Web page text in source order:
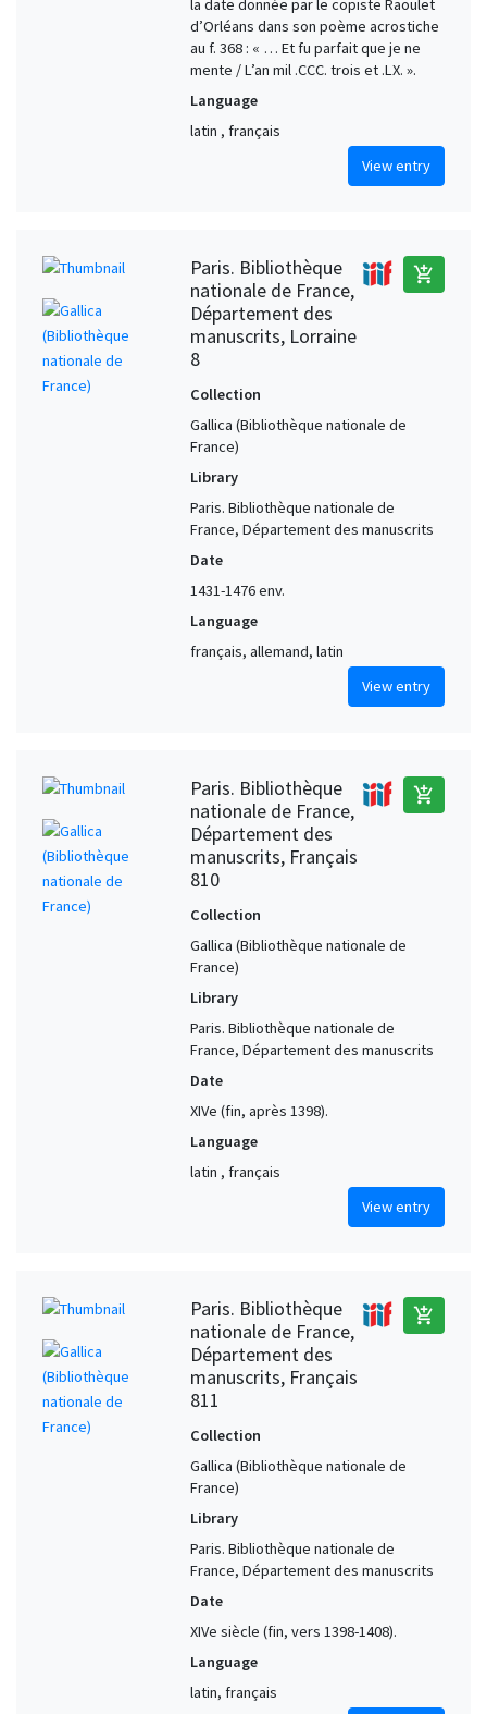
la date donnée par le copiste Raoulet
d’Orléans dans son poème acrostiche
au f. 368 : « … Et fu parfait que je ne
mente / L’an mil .CCC. trois et .LX. ».
Language
latin , français
View entry
Paris. Bibliothèque
nationale de France,
Département des
manuscrits, Lorraine
8
add_shopping_cart
Collection
Gallica (Bibliothèque nationale de
France)
Library
Paris. Bibliothèque nationale de
France, Département des manuscrits
Date
1431-1476 env.
Language
français, allemand, latin
View entry
Paris. Bibliothèque
nationale de France,
Département des
manuscrits, Français
810
add_shopping_cart
Collection
Gallica (Bibliothèque nationale de
France)
Library
Paris. Bibliothèque nationale de
France, Département des manuscrits
Date
XIVe (fin, après 1398).
Language
latin , français
View entry
Paris. Bibliothèque
nationale de France,
Département des
manuscrits, Français
811
add_shopping_cart
Collection
Gallica (Bibliothèque nationale de
France)
Library
Paris. Bibliothèque nationale de
France, Département des manuscrits
Date
XIVe siècle (fin, vers 1398-1408).
Language
latin, français